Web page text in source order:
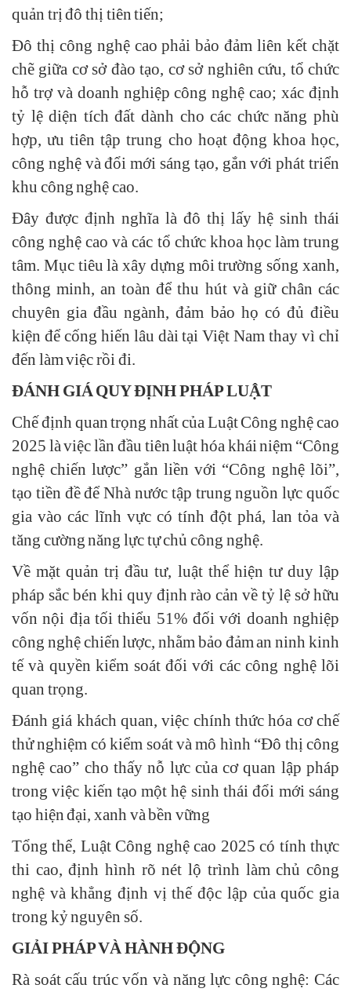
quản trị đô thị tiên tiến;
Đô thị công nghệ cao phải bảo đảm liên kết chặt
chẽ giữa cơ sở đào tạo, cơ sở nghiên cứu, tổ chức
hỗ trợ và doanh nghiệp công nghệ cao; xác định
tỷ lệ diện tích đất dành cho các chức năng phù
hợp, ưu tiên tập trung cho hoạt động khoa học,
công nghệ và đổi mới sáng tạo, gắn với phát triển
khu công nghệ cao.
Đây được định nghĩa là đô thị lấy hệ sinh thái
công nghệ cao và các tổ chức khoa học làm trung
tâm. Mục tiêu là xây dựng môi trường sống xanh,
thông minh, an toàn để thu hút và giữ chân các
chuyên gia đầu ngành, đảm bảo họ có đủ điều
kiện để cống hiến lâu dài tại Việt Nam thay vì chỉ
đến làm việc rồi đi.
ĐÁNH GIÁ QUY ĐỊNH PHÁP LUẬT
Chế định quan trọng nhất của Luật Công nghệ cao
2025 là việc lần đầu tiên luật hóa khái niệm “Công
nghệ chiến lược” gắn liền với “Công nghệ lõi”,
tạo tiền đề để Nhà nước tập trung nguồn lực quốc
gia vào các lĩnh vực có tính đột phá, lan tỏa và
tăng cường năng lực tự chủ công nghệ.
Về mặt quản trị đầu tư, luật thể hiện tư duy lập
pháp sắc bén khi quy định rào cản về tỷ lệ sở hữu
vốn nội địa tối thiểu 51% đối với doanh nghiệp
công nghệ chiến lược, nhằm bảo đảm an ninh kinh
tế và quyền kiểm soát đối với các công nghệ lõi
quan trọng.
Đánh giá khách quan, việc chính thức hóa cơ chế
thử nghiệm có kiểm soát và mô hình “Đô thị công
nghệ cao” cho thấy nỗ lực của cơ quan lập pháp
trong việc kiến tạo một hệ sinh thái đổi mới sáng
tạo hiện đại, xanh và bền vững
Tổng thể, Luật Công nghệ cao 2025 có tính thực
thi cao, định hình rõ nét lộ trình làm chủ công
nghệ và khẳng định vị thế độc lập của quốc gia
trong kỷ nguyên số.
GIẢI PHÁP VÀ HÀNH ĐỘNG
Rà soát cấu trúc vốn và năng lực công nghệ: Các